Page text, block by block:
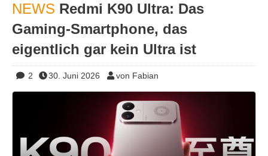
NEWS Redmi K90 Ultra: Das
Gaming-Smartphone, das
eigentlich gar kein Ultra ist
2 30. Juni 2026 von Fabian